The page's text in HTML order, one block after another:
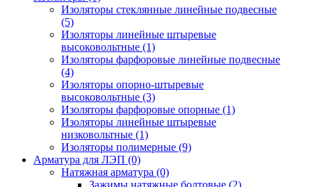
Изоляторы стеклянные линейные подвесные
(5)
Изоляторы линейные штыревые
высоковольтные (1)
Изоляторы фарфоровые линейные подвесные
(4)
Изоляторы опорно-штыревые
высоковольтные (3)
Изоляторы фарфоровые опорные (1)
Изоляторы линейные штыревые
низковольтные (1)
Изоляторы полимерные (9)
Арматура для ЛЭП (0)
Натяжная арматура (0)